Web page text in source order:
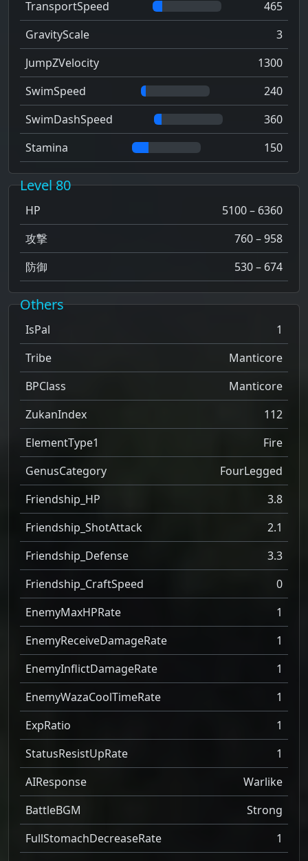
TransportSpeed
465
GravityScale
3
JumpZVelocity
1300
SwimSpeed
240
SwimDashSpeed
360
Stamina
150
Level 80
HP
5100 – 6360
攻撃
760 – 958
防御
530 – 674
Others
IsPal
1
Tribe
Manticore
BPClass
Manticore
ZukanIndex
112
ElementType1
Fire
GenusCategory
FourLegged
Friendship_HP
3.8
Friendship_ShotAttack
2.1
Friendship_Defense
3.3
Friendship_CraftSpeed
0
EnemyMaxHPRate
1
EnemyReceiveDamageRate
1
EnemyInflictDamageRate
1
EnemyWazaCoolTimeRate
1
ExpRatio
1
StatusResistUpRate
1
AIResponse
Warlike
BattleBGM
Strong
FullStomachDecreaseRate
1